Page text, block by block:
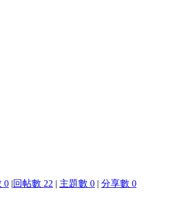
0 |回帖數 22 | 主題數 0 | 分享數 0